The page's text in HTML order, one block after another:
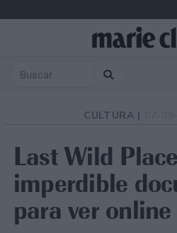
CULTURA |
Last Wild
imperdible
para ver online